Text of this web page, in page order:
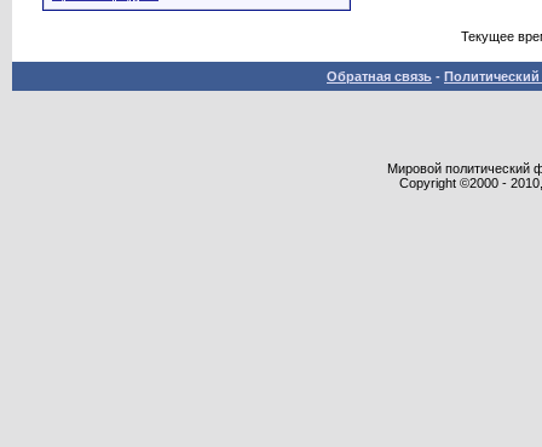
Текущее
Обратная связь -
Мировой политический
Copyright ©2000 -